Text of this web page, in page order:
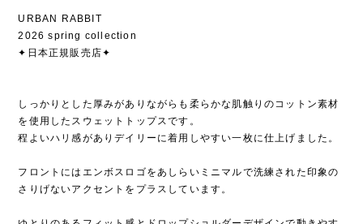
URBAN RABBIT
2026 spring collection
✦日本正規販売店✦
しっかりとした厚みがありながらも柔らかな肌触りのコットン素材
を使用したスウェットトップスです。
程よいハリ感がありデイリーに着用しやすい一枚に仕上げました。
フロントにはエンボスロゴをあしらいミニマルで洗練された印象の
さりげないアクセントをプラスしています。